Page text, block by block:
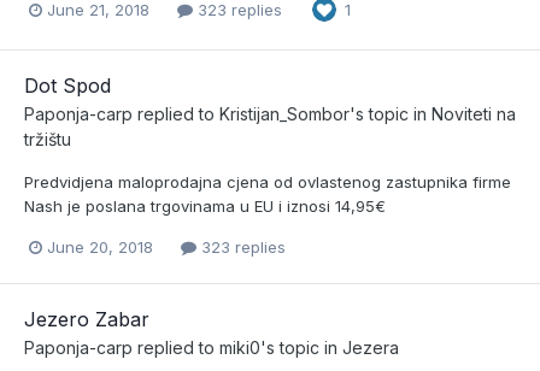
June 21, 2018 323 replies 1
Dot Spod
Paponja-carp replied to Kristijan_Sombor's topic in Noviteti na
tržištu
Predvidjena maloprodajna cjena od ovlastenog zastupnika firme
Nash je poslana trgovinama u EU i iznosi 14,95€
June 20, 2018 323 replies
Jezero Zabar
Paponja-carp replied to miki0's topic in Jezera